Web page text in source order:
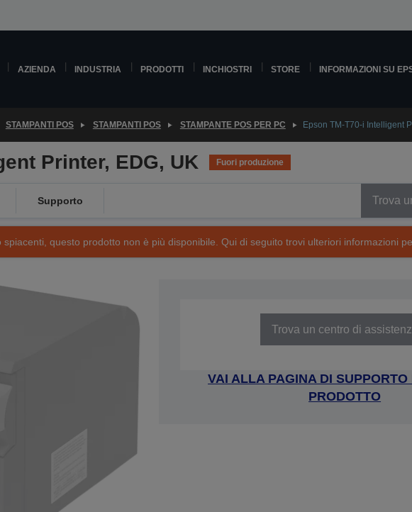
AZIENDA INDUSTRIA PRODOTTI INCHIOSTRI STORE INFORMAZIONI SU
STAMPANTI POS STAMPANTI POS STAMPANTE POS PER PC Epson TM-T70-i Intelligent
Printer, EDG, UK Fuori produzione
Supporto Trova
questo prodotto non è più disponibile. Qui di seguito trovi ulteriori informazioni
Trova un centro di
VAI ALLA PAGINA DI SUPPORTO
PRODOTTO